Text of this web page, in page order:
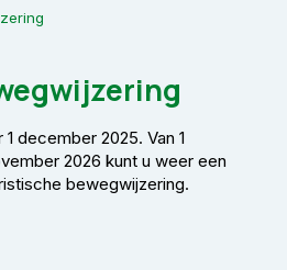
december 2025. Van 1
2026 kunt u weer een
bewegwijzering.